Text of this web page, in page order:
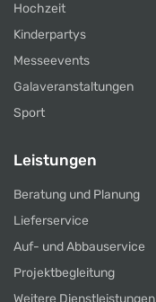
Hochzeit
Kinderpartys
Messeevents
Galaveranstaltungen
Sport
Leistungen
Beratung und Planung
Lieferservice
Auf- und Abbauservice
Projektbegleitung
Weitere Dienstleistungen